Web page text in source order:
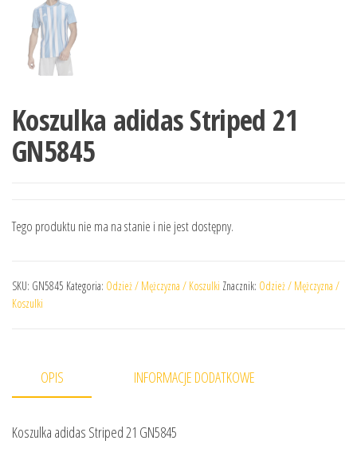
Koszulka adidas Striped 21
GN5845
Tego produktu nie ma na stanie i nie jest dostępny.
SKU: GN5845 Kategoria: Odzież / Mężczyzna / Koszulki Znacznik: Odzież / Mężczyzna /
Koszulki
OPIS INFORMACJE DODATKOWE
Koszulka adidas Striped 21 GN5845